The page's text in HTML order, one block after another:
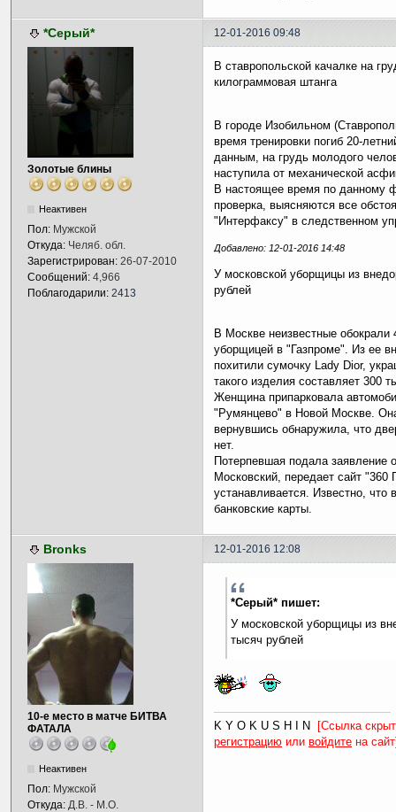
*Серый* 12-01-2016 09:48
Золотые блины
Неактивен
Пол: Мужской
Откуда: Челяб. обл.
Зарегистрирован: 26-07-2010
Сообщений: 4,966
Поблагодарили: 2413
В ставропольской качалке на
килограммовая штанга
В городе Изобильном
время тренировки погиб 20-
данным, на грудь молодого
наступила от механической
В настоящее время по данному
проверка, выясняются все
"Интерфаксу" в следственном
Добавлено: 12-01-2016 14:48
У московской уборщицы из
рублей
В Москве неизвестные
уборщицей в "Газпроме". Из ее
похитили сумочку Lady Dior,
такого изделия составляет 300
Женщина припарковала
"Румянцево" в Новой Москве.
вернувшись обнаружила, что
нет.
Потерпевшая подала заявление
Московский, передает сайт
устанавливается. Известно,
банковские карты.
Bronks 12-01-2016 12:08
10-е место в матче БИТВА
ФАТАЛА
Неактивен
Пол: Мужской
Откуда: Д.В. - М.О.
*Серый* пишет:
У московской уборщицы из
тысяч рублей
K Y O K U S H I N
[Ссылка
регистрацию или войдите на